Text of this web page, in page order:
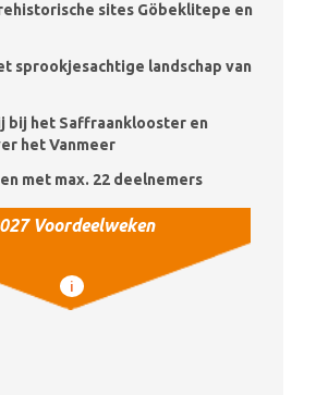
sites Göbeklitepe en
sprookjesachtige landschap van
bij het Saffraanklooster en
het Vanmeer
met max. 22 deelnemers
Voordeelweken
i